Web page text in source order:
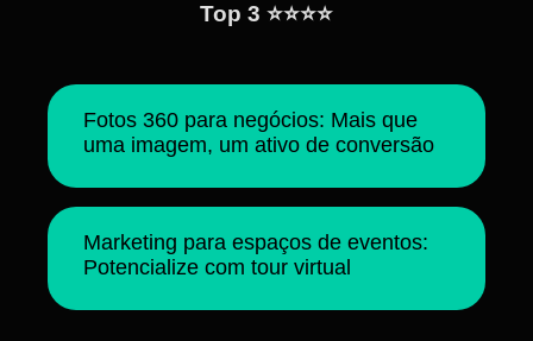
Top 3 ⭐⭐⭐⭐
Fotos 360 para negócios: Mais que
uma imagem, um ativo de conversão
Marketing para espaços de eventos:
Potencialize com tour virtual